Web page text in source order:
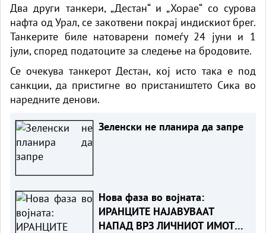
Два други танкери, „Дестан“ и „Хорае“ со сурова
нафта од Урал, се закотвени покрај индискиот брег.
Танкерите биле натоварени помеѓу 24 јуни и 1
јули, според податоците за следење на бродовите.
Се очекува танкерот Дестан, кој исто така е под
санкции, да пристигне во пристаништето Сика во
наредните денови.
Зеленски не планира да запре
Нова фаза во војната:
ИРАНЦИТЕ НАЈАВУВААТ
НАПАД ВРЗ ЛИЧНИОТ ИМОТ